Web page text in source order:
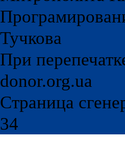
Тучкова
При
donor.org.ua
Страница
34